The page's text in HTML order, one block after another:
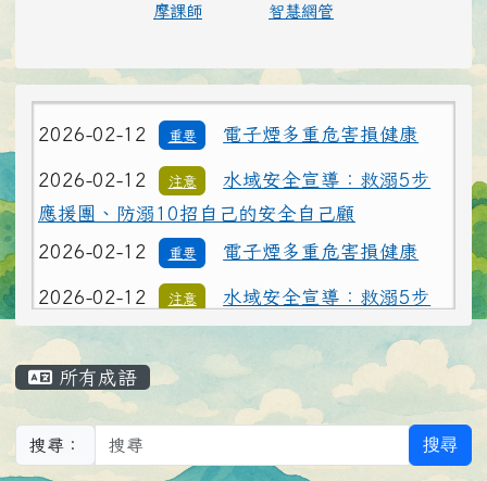
摩課師 智慧網管
應援團、防溺10招自己的安全自己顧
應援團、防溺10招自己的安全自己顧
主內容區域
所有成語
搜尋： 搜尋